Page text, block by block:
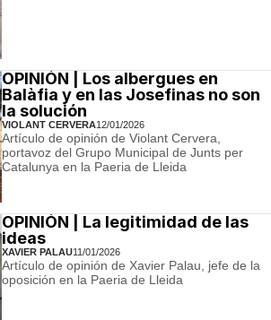
OPINIÓN | Los albergues en
Balàfia y en las Josefinas no son
la solución
VIOLANT CERVERA12/01/2026
Artículo de opinión de Violant Cervera,
portavoz del Grupo Municipal de Junts per
Catalunya en la Paeria de Lleida
OPINIÓN | La legitimidad de las
ideas
XAVIER PALAU11/01/2026
Artículo de opinión de Xavier Palau, jefe de la
oposición en la Paeria de Lleida